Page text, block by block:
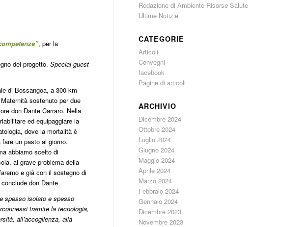
, per la
del progetto. Special guest
di Bossangoa, a 300 km
sostenuto per due
don Dante Carraro. Nella
ed equipaggiare la
dove la mortalità è
un pasto al giorno.
abbiamo scelto di
al grave problema della
e già con il sostegno di
don Dante
spesso isolato e spesso
tramite la tecnologia,
all’accoglienza, alla
Redazione di Ambiente Risorse Salute
Ultime Notizie
CATEGORIE
Articoli
Convegni
facebook
Pagine di articoli
ARCHIVIO
Dicembre 2024
Ottobre 2024
Luglio 2024
Giugno 2024
Maggio 2024
Aprile 2024
Marzo 2024
Febbraio 2024
Gennaio 2024
Dicembre 2023
Novembre 2023